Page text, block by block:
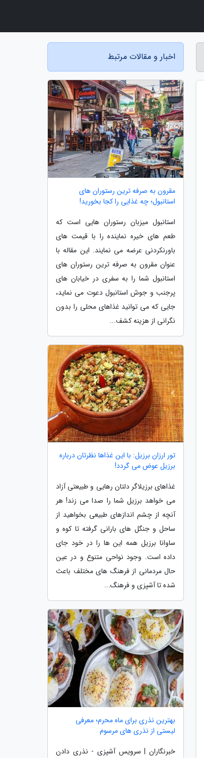
اخبار و مقالات مرتبط
مقرون به صرفه ترین رستوران های
استانبول؛ چه غذایی را کجا بخورید!
استانبول میزبان رستوران هایی است که
طعم های خیره نماینده را با قیمت های
باورنکردنی عرضه می نمایند. این مقاله با
عنوان مقرون به صرفه ترین رستوران های
استانبول شما را به سفری در خیابان های
پرجنب و جوش استانبول دعوت می نماید،
جایی که می توانید غذاهای محلی را بدون
نگرانی از هزینه کشف...
تور ارزان برزیل: با این غذاها نظرتان درباره
برزیل عوض می گردد!
غذاهای برزیلاگر دلتان رهایی و طبیعتی آزاد
می خواهد برزیل شما را صدا می زند! هر
آنچه از چشم اندازهای طبیعی بخواهید از
ساحل و جنگل های بارانی گرفته تا کوه و
ساوانا برزیل همه این ها را در خود جای
داده است. وجود نواحی متنوع و در عین
حال مردمانی از فرهنگ های مختلف باعث
شده تا آشپزی و فرهنگ...
بهترین نذری برای ماه محرم؛ معرفی
لیستی از نذری های مرسوم
خبرنگاران | سرویس آشپزی - نذری دادن